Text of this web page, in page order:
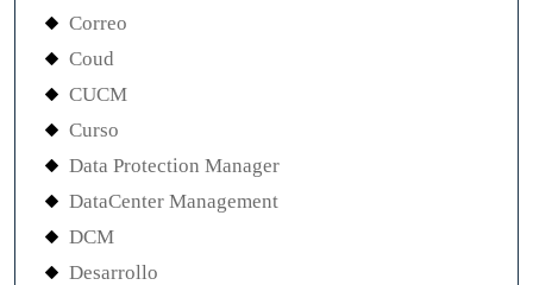
Correo
Coud
CUCM
Curso
Data Protection Manager
DataCenter Management
DCM
Desarrollo